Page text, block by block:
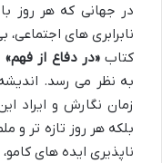
در جهانی که هر روز
نابرابری های
کتاب«در دفاع از فهم»
به نظر می رسد.
زمان نگارش و ایراد
بلکه هر روز تازه تر
ناپذیری ایده های